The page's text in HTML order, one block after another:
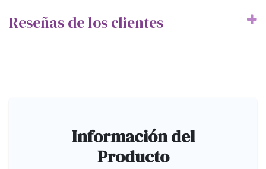
Reseñas de los clientes
Información del
Producto